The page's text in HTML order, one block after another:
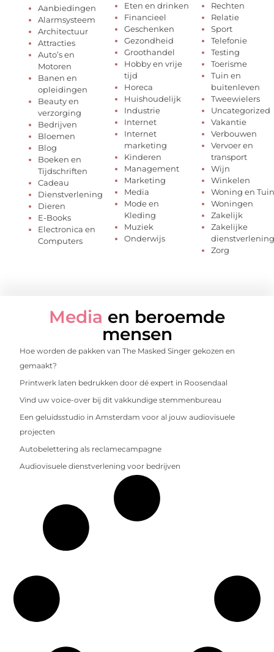
Aanbiedingen
Alarmsysteem
Architectuur
Attracties
Auto’s en
Motoren
Banen en
opleidingen
Beauty en
verzorging
Bedrijven
Bloemen
Blog
Boeken en
Tijdschriften
Cadeau
Dienstverlening
Dieren
E-Books
Electronica en
Computers
Eten en drinken
Financieel
Geschenken
Gezondheid
Groothandel
Hobby en vrije
tijd
Horeca
Huishoudelijk
Industrie
Internet
Internet
marketing
Kinderen
Management
Marketing
Media
Mode en
Kleding
Muziek
Onderwijs
Rechten
Relatie
Sport
Telefonie
Testing
Toerisme
Tuin en
buitenleven
Tweewielers
Uncategorized
Vakantie
Verbouwen
Vervoer en
transport
Wijn
Winkelen
Woning en Tuin
Woningen
Zakelijk
Zakelijke
dienstverlening
Zorg
Media en beroemde
mensen
Hoe worden de pakken van The Masked Singer gekozen en
gemaakt?
Printwerk laten bedrukken door dé expert in Roosendaal
Vind uw voice-over bij dit vakkundige stemmenbureau
Een geluidsstudio in Amsterdam voor al jouw audiovisuele
projecten
Autobelettering als reclamecampagne
Audiovisuele dienstverlening voor bedrijven